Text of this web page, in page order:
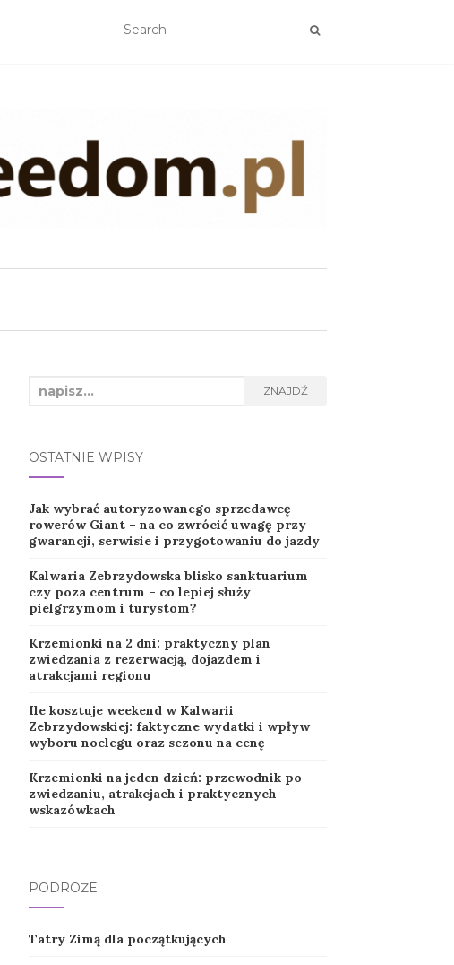
Search
ZNAJDŹ
OSTATNIE WPISY
Jak wybrać autoryzowanego sprzedawcę
rowerów Giant – na co zwrócić uwagę przy
gwarancji, serwisie i przygotowaniu do jazdy
Kalwaria Zebrzydowska blisko sanktuarium
czy poza centrum – co lepiej służy
pielgrzymom i turystom?
Krzemionki na 2 dni: praktyczny plan
zwiedzania z rezerwacją, dojazdem i
atrakcjami regionu
Ile kosztuje weekend w Kalwarii
Zebrzydowskiej: faktyczne wydatki i wpływ
wyboru noclegu oraz sezonu na cenę
Krzemionki na jeden dzień: przewodnik po
zwiedzaniu, atrakcjach i praktycznych
wskazówkach
PODRÓŻE
Tatry Zimą dla początkujących